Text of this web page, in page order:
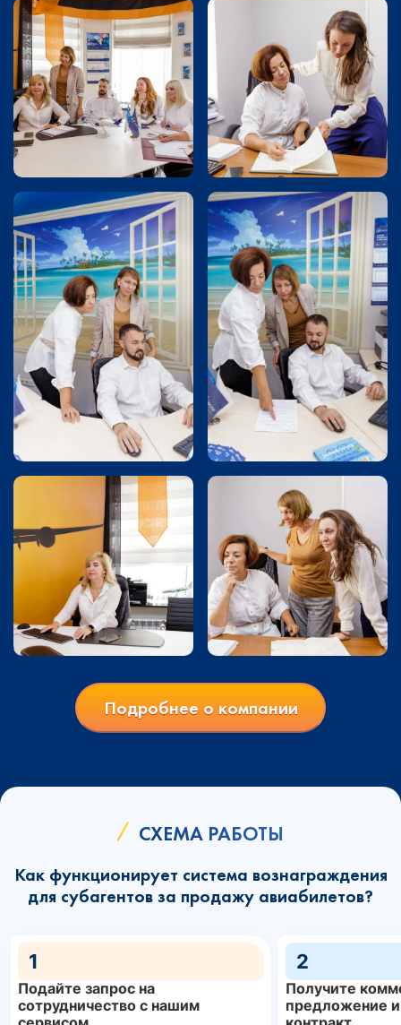
Подробнее о компании
СХЕМА РАБОТЫ
Как функционирует система вознаграждения
для субагентов за продажу авиабилетов?
1
Подайте запрос на
сотрудничество с нашим
2
Получите
предложение